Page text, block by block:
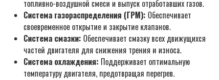
топливно-воздушной смеси и выпуск отработавших газов.
Система газораспределения (ГРМ): Обеспечивает
своевременное открытие и закрытие клапанов.
Система смазки: Обеспечивает смазку всех движущихся
частей двигателя для снижения трения и износа.
Система охлаждения: Поддерживает оптимальную
температуру двигателя, предотвращая перегрев.